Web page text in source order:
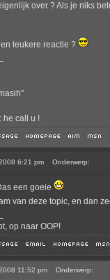
over ? Als je niks
leukere reactie ?
he call u !
6:21 pm Onderwerp:
een goeie
van deze topic, en dan
op naar OOP!
11:52 pm Onderwerp: